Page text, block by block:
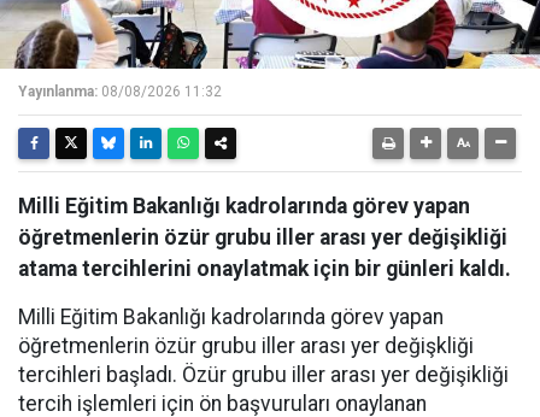
Yayınlanma: 08/08/2026 11:32
Milli Eğitim Bakanlığı kadrolarında görev yapan
öğretmenlerin özür grubu iller arası yer değişikliği
atama tercihlerini onaylatmak için bir günleri kaldı.
Milli Eğitim Bakanlığı kadrolarında görev yapan
öğretmenlerin özür grubu iller arası yer değişkliği
tercihleri başladı. Özür grubu iller arası yer değişikliği
tercih işlemleri için ön başvuruları onaylanan